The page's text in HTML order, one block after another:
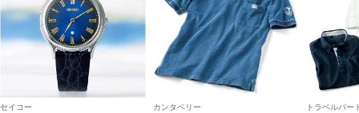
ダーウェア
ボディバッグ
リュック･バッ
ボストンバッグ
セイコー カンタベリー トラベルパー